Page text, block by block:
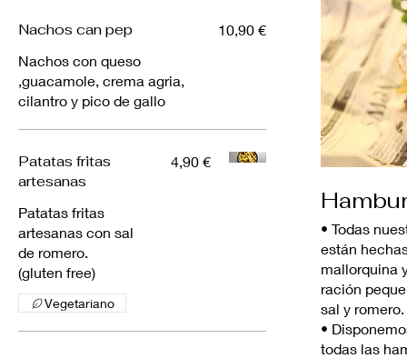
Nachos can pep
Nachos con queso
,guacamole, crema agria,
cilantro y pico de gallo
10,90 €
Patatas fritas
artesanas
Patatas fritas
artesanas con sal
de romero.
(gluten free)
4,90 €
Vegetariano
• Todas
están
mallorquina
ración
sal y romero.
•
todas las